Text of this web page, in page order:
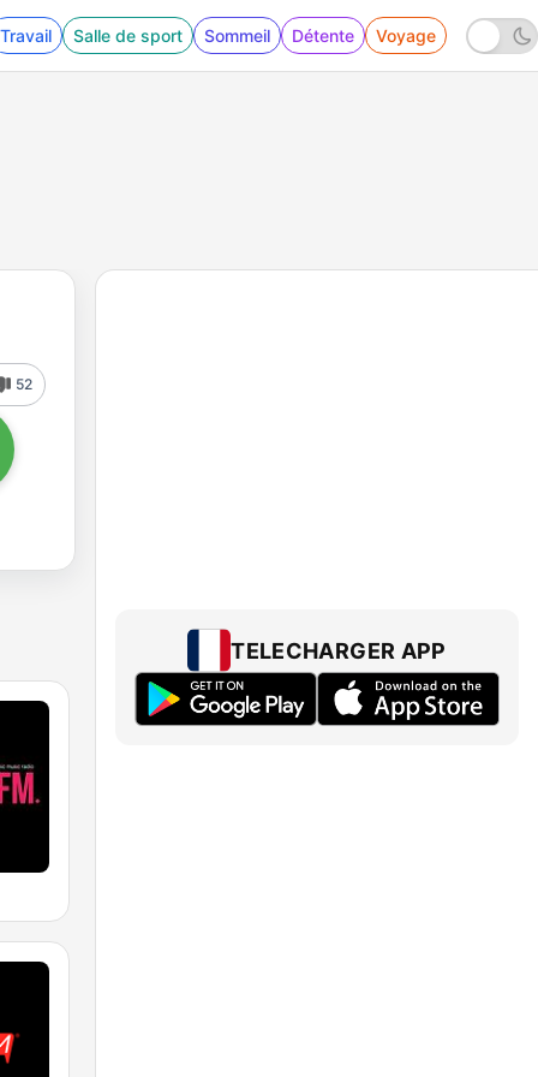
Travail Salle de sport Sommeil Détente Voyage
52
TELECHARGER APP